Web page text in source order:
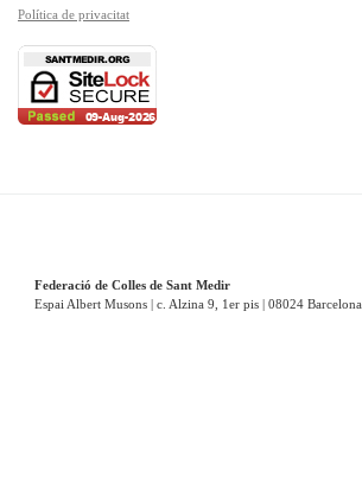
Política de privacitat
Federació de Colles de Sant Medir
Espai Albert Musons | c. Alzina 9, 1er pis | 08024 Barcelona